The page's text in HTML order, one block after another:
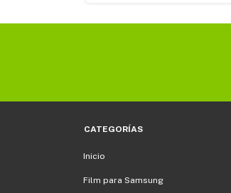
CATEGORÍAS
Inicio
Film para Samsung